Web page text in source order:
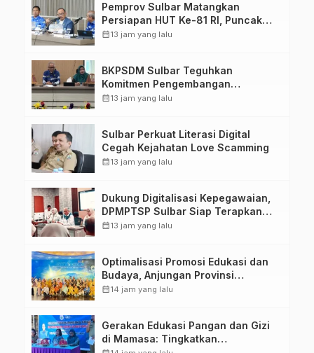
Pemprov Sulbar Matangkan
Persiapan HUT Ke-81 RI, Puncak
Upacara di Lapangan Ahmad
calendar_month13 jam yang lalu
BKPSDM Sulbar Teguhkan
Komitmen Pengembangan
Kompetensi ASN melalui
calendar_month13 jam yang lalu
Sulbar Perkuat Literasi Digital
Cegah Kejahatan Love Scamming
calendar_month13 jam yang lalu
Dukung Digitalisasi Kepegawaian,
DPMPTSP Sulbar Siap Terapkan
Aplikasi FLEKSI ASN
calendar_month13 jam yang lalu
Optimalisasi Promosi Edukasi dan
Budaya, Anjungan Provinsi
Sulawesi Barat Perkuat Kolaborasi
calendar_month14 jam yang lalu
Gerakan Edukasi Pangan dan Gizi
di Mamasa: Tingkatkan